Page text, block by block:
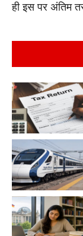
ही इस पर अंतिम